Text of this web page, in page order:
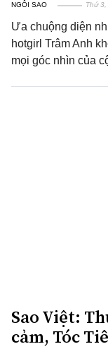
NGÔI SAO Thứ
Ưa chuộng diện
hotgirl Trâm Anh
mọi góc nhìn của
Sao Việt:
cảm, Tóc